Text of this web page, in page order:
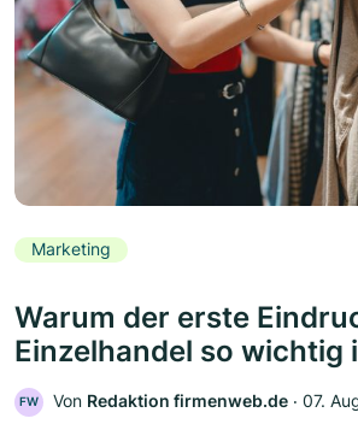
Marketing
Warum der erste
Einzelhandel so wichtig
FW Von Redaktion firmenweb.de ‧ 07.